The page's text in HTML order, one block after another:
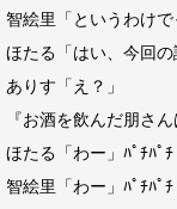
智絵里「というわけで
ほたる「はい、今回の
ありす「え？」
『お酒を飲んだ朋さ
ほたる「わー」ﾊﾟﾁﾊﾟﾁ
智絵里「わー」ﾊﾟﾁﾊﾟﾁ